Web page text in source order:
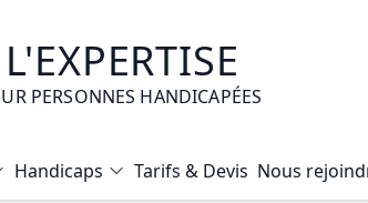
PERSONNES HANDICAPÉES
Handicaps Tarifs & Devis Nous